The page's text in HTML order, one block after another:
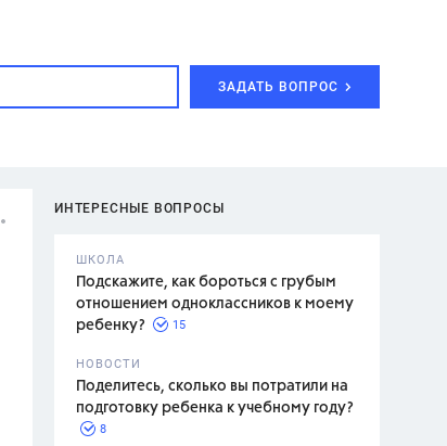
ЗАДАТЬ ВОПРОС
ИНТЕРЕСНЫЕ ВОПРОСЫ
ШКОЛА
Подскажите, как бороться с грубым
отношением одноклассников к моему
ребенку?
15
НОВОСТИ
Поделитесь, сколько вы потратили на
подготовку ребенка к учебному году?
8